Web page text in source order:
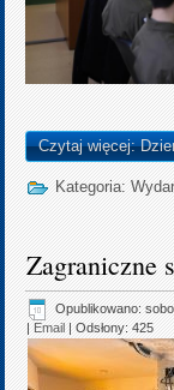
Czytaj więcej:
Kategoria:
Zagraniczne
Opublikowano:
Email | Odsłony: 425